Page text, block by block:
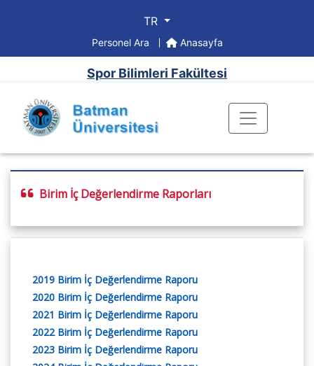
TR
Personel Ara Anasayfa
Spor Bilimleri Fakültesi
Birim İç Değerlendirme Raporları
2019 Birim İç Değerlendirme Raporu
2020 Birim İç Değerlendirme Raporu
2021 Birim İç Değerlendirme Raporu
2022 Birim İç Değerlendirme Raporu
2023 Birim İç Değerlendirme Raporu